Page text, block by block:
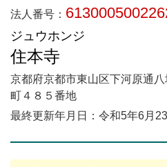
法人番号：
ジュウホンジ
住本寺
京都府京都市東山区下河原通
町４８５番地
最終更新年月日：令和5年6月